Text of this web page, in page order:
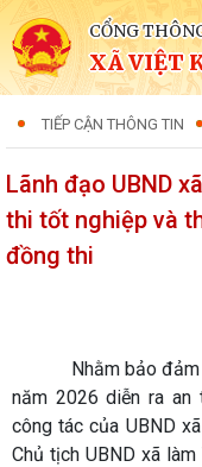
CỔNG
XÃ VIỆT
TIẾP CẬN THÔNG TIN
Lãnh đạo UBND
thi tốt nghiệp và
đồng thi
Nhằm bảo đảm
năm 2026 diễn ra an
công tác của UBND
Chủ tịch UBND xã